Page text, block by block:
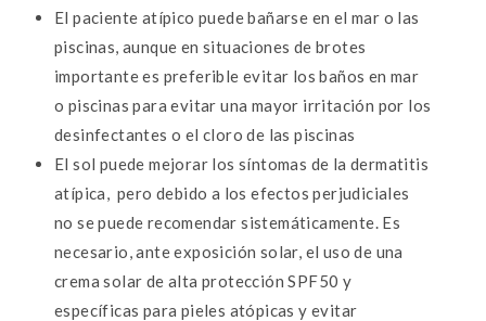
El paciente atípico puede bañarse en el mar o las
piscinas, aunque en situaciones de brotes
importante es preferible evitar los baños en mar
o piscinas para evitar una mayor irritación por los
desinfectantes o el cloro de las piscinas
El sol puede mejorar los síntomas de la dermatitis
atípica, pero debido a los efectos perjudiciales
no se puede recomendar sistemáticamente. Es
necesario, ante exposición solar, el uso de una
crema solar de alta protección SPF50 y
específicas para pieles atópicas y evitar